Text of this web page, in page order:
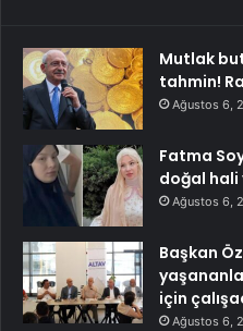
Mutlak
tahmin!
Ağustos 6,
Fatma
doğal hali
Ağustos 6,
Başkan
için
Ağustos 6,